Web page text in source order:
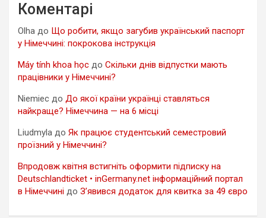
Коментарі
Olha до Що робити, якщо загубив український паспорт
у Німеччині: покрокова інструкція
Máy tính khoa học до Скільки днів відпустки мають
працівники у Німеччині?
Niemiec до До якої країни українці ставляться
найкраще? Німеччина — на 6 місці
Liudmyla до Як працює студентський семестровий
проїзний у Німеччині?
Впродовж квітня встигніть оформити підписку на
Deutschlandticket • inGermany.net інформаційний портал
в Німеччині до З’явився додаток для квитка за 49 євро